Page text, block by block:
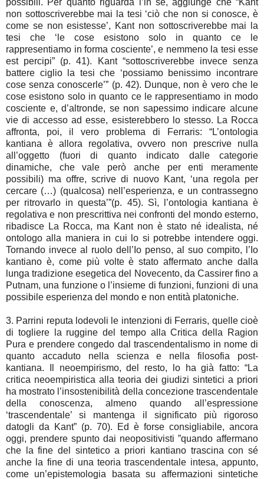
possibili. Per quanto riguarda l’in sé, aggiunge che “Kant
non sottoscriverebbe mai la tesi ‘ciò che non si conosce, è
come se non esistesse’, Kant non sottoscriverebbe mai la
tesi che ‘le cose esistono solo in quanto ce le
rappresentiamo in forma cosciente’, e nemmeno la tesi esse
est percipi” (p. 41). Kant “sottoscriverebbe invece senza
battere ciglio la tesi che ‘possiamo benissimo incontrare
cose senza conoscerle’” (p. 42). Dunque, non è vero che le
cose esistono solo in quanto ce le rappresentiamo in modo
cosciente e, d’altronde, se non sapessimo indicare alcune
vie di accesso ad esse, esisterebbero lo stesso. La Rocca
affronta, poi, il vero problema di Ferraris: “L’ontologia
kantiana è allora regolativa, ovvero non prescrive nulla
all’oggetto (fuori di quanto indicato dalle categorie
dinamiche, che vale però anche per enti meramente
possibili) ma offre, scrive di nuovo Kant, ‘una regola per
cercare (…) (qualcosa) nell’esperienza, e un contrassegno
per ritrovarlo in questa’”(p. 45). Sì, l’ontologia kantiana è
regolativa e non prescrittiva nei confronti del mondo esterno,
ribadisce La Rocca, ma Kant non è stato né idealista, né
ontologo alla maniera in cui lo si potrebbe intendere oggi.
Tornando invece al ruolo dell’Io penso, al suo compito, l’Io
kantiano è, come più volte è stato affermato anche dalla
lunga tradizione esegetica del Novecento, da Cassirer fino a
Putnam, una funzione o l’insieme di funzioni, funzioni di una
possibile esperienza del mondo e non entità platoniche.
3. Parrini reputa lodevoli le intenzioni di Ferraris, quelle cioè
di togliere la ruggine del tempo alla Critica della Ragion
Pura e prendere congedo dal trascendentalismo in nome di
quanto accaduto nella scienza e nella filosofia post-
kantiana. Il neoempirismo, del resto, lo ha già fatto: “La
critica neoempiristica alla teoria dei giudizi sintetici a priori
ha mostrato l’insostenibilità della concezione trascendentale
della conoscenza, almeno quando all’espressione
‘trascendentale’ si mantenga il significato più rigoroso
datogli da Kant” (p. 70). Ed è forse consigliabile, ancora
oggi, prendere spunto dai neopositivisti ”quando affermano
che la fine del sintetico a priori kantiano trascina con sé
anche la fine di una teoria trascendentale intesa, appunto,
come un’epistemologia basata su affermazioni sintetiche